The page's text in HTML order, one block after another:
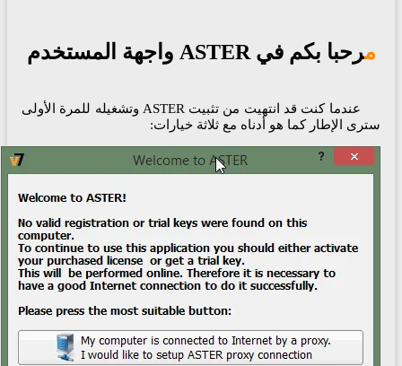
مرحبا بكم في ASTER واجهة المستخدم
عندما كنت قد انتهيت من تثبيت ASTER وتشغيله للمرة الأولى
الإطار كما هو أدناه مع ثلاثة خيارات: